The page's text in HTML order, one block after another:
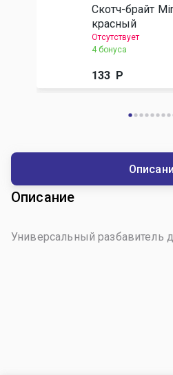
Скотч-брайт Mirka
красный
Отсутствует
4 бонуса
133 Р
Описание
Универсальный разбавитель